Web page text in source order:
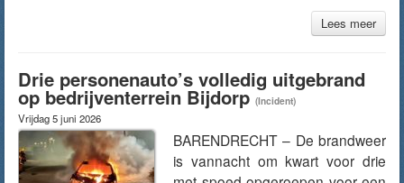
Lees meer
Drie personenauto’s volledig uitgebrand
op bedrijventerrein Bijdorp (Incident)
Vrijdag 5 juni 2026
BARENDRECHT – De brandweer
is vannacht om kwart voor drie